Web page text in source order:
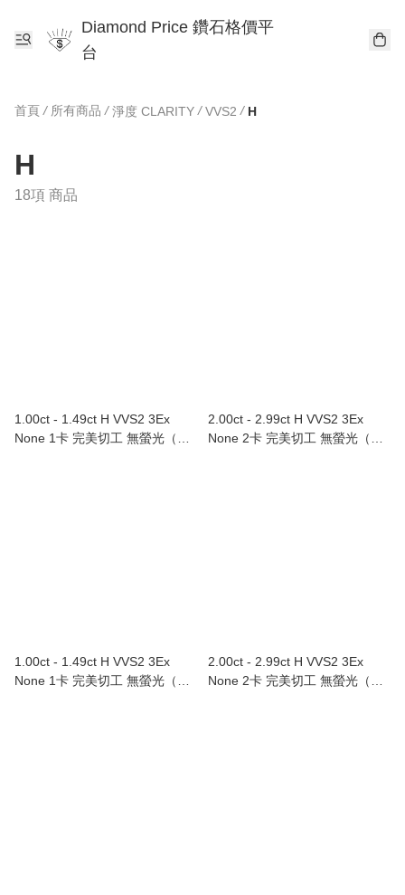
Diamond Price 鑽石格價平
台
首頁 / 所有商品 / 淨度 CLARITY / VVS2 / H
H
18項 商品
1.00ct - 1.49ct H VVS2 3Ex
None 1卡 完美切工 無螢光（附
2.00ct - 2.99ct H VVS2 3Ex
None 2卡 完美切工 無螢光（附
1.00ct - 1.49ct H VVS2 3Ex
None 1卡 完美切工 無螢光（附
2.00ct - 2.99ct H VVS2 3Ex
None 2卡 完美切工 無螢光（附